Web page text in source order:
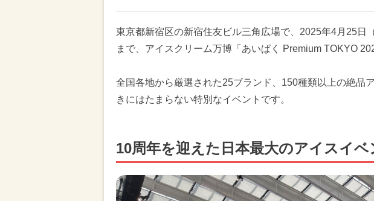
東京都新宿区の新宿住友ビル三角広場で、2025年4月25日
まで、アイスクリーム万博「あいぱく Premium TOKYO
全国各地から厳選された25ブランド、150種類以上の絶品
きにはたまらない特別なイベントです。
10周年を迎えた日本最大のアイスイベ